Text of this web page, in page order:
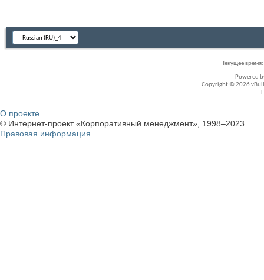
Текущее время:
Powered
Copyright © 2026
О проекте
© Интернет-проект «Корпоративный менеджмент», 1998–2023
Правовая информация